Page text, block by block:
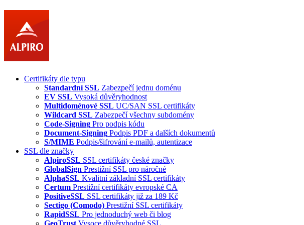
Certifikáty dle typu
Standardní SSL Zabezpečí jednu doménu
EV SSL Vysoká důvěryhodnost
Multidoménové SSL UC/SAN SSL certifikáty
Wildcard SSL Zabezpečí všechny subdomény
Code-Signing Pro podpis kódu
Document-Signing Podpis PDF a dalších dokumentů
S/MIME Podpis/šifrování e-mailů, autentizace
SSL dle značky
AlpiroSSL SSL certifikáty české značky
GlobalSign Prestižní SSL pro náročné
AlphaSSL Kvalitní základní SSL certifikáty
Certum Prestižní certifikáty evropské CA
PositiveSSL SSL certifikáty již za 189 Kč
Sectigo (Comodo) Prestižní SSL certifikáty
RapidSSL Pro jednoduchý web či blog
GeoTrust Vysoce důvěryhodné SSL